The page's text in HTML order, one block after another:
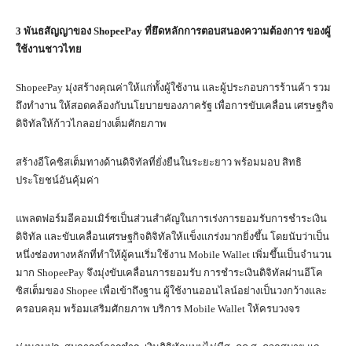
3 พันธสัญญาของ ShopeePay ที่ยึดหลักการตอบสนองความต้องการ ของผู้
ใช้งานชาวไทย
ShopeePay มุ่งสร้างคุณค่าให้แก่ทั้งผู้ใช้งาน และผู้ประกอบการร้านค้า รวม
ถึงทำงาน ให้สอดคล้องกับนโยบายของภาครัฐ เพื่อการขับเคลื่อน เศรษฐกิจ
ดิจิทัลให้ก้าวไกลอย่างเต็มศักยภาพ
สร้างอีโคซิสเต็มทางด้านดิจิทัลที่ยั่งยืนในระยะยาว พร้อมมอบ สิทธิ
ประโยชน์อันคุ้มค่า
แพลตฟอร์มอีคอมเมิร์ซเป็นส่วนสำคัญในการเร่งการยอมรับการชำระเงิน
ดิจิทัล และขับเคลื่อนเศรษฐกิจดิจิทัลให้แข็งแกร่งมากยิ่งขึ้น โดยนับว่าเป็น
หนึ่งช่องทางหลักที่ทำให้ผู้คนเริ่มใช้งาน Mobile Wallet เพิ่มขึ้นเป็นจำนวน
มาก ShopeePay จึงมุ่งขับเคลื่อนการยอมรับ การชำระเงินดิจิทัลผ่านอีโค
ซิสเต็มของ Shopee เพื่อเข้าถึงฐาน ผู้ใช้งานออนไลน์อย่างเป็นวงกว้างและ
ครอบคลุม พร้อมเสริมศักยภาพ บริการ Mobile Wallet ให้ครบวงจร